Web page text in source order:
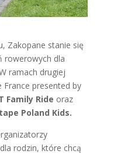
Zakopane stanie się
rowerowych dla
ramach drugiej
France presented by
Family Ride oraz
Poland Kids.
rodzin, które chcą